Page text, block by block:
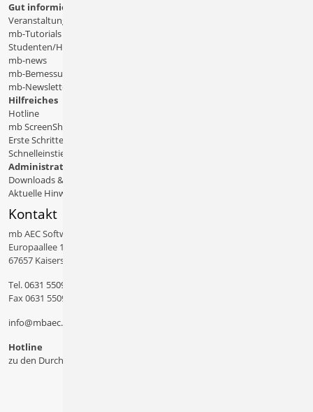
Gut informiert
Veranstaltungen
mb-Tutorials
Studenten/Hochschule
mb-news
mb-Bemessungstafeln
mb-Newsletter
Hilfreiches
Hotline
mb ScreenShare
Erste Schritte
Schnelleinstiege & Doku
Administratives
Downloads & Patches
Aktuelle Hinweise
Kontakt
mb AEC Software GmbH
Europaallee 14
67657 Kaiserslautern
Tel.0631 550999 11
Fax 0631 550999 20
info@mbaec.de
Hotline
zu den Durchwahlen